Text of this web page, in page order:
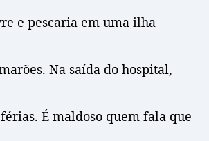
e pescaria em uma ilha
Na saída do hospital,
É maldoso quem fala que